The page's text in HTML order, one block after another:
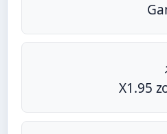
X1.95